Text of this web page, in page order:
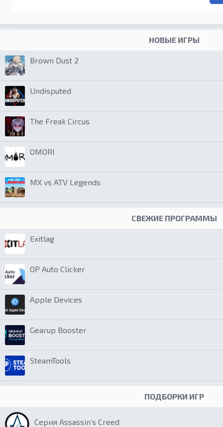
НОВЫЕ ИГРЫ
Brown Dust 2
Undisputed
The Freak Circus
OMORI
MX vs ATV Legends
СВЕЖИЕ ПРОГРАММЫ
Exitlag
OP Auto Clicker
Apple Devices
Gearup Booster
SteamTools
ПОДБОРКИ ИГР
Серия Assassin’s Creed